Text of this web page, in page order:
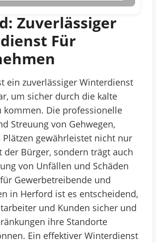
Zuverlässiger
Für
ein zuverlässiger Winterdienst
um sicher durch die kalte
kommen. Die professionelle
Streuung von Gehwegen,
Plätzen gewährleistet nicht nur
Bürger, sondern trägt auch
von Unfällen und Schäden
Gewerbetreibende und
in Herford ist es entscheidend,
und Kunden sicher und
ihre Standorte
Ein effektiver Winterdienst